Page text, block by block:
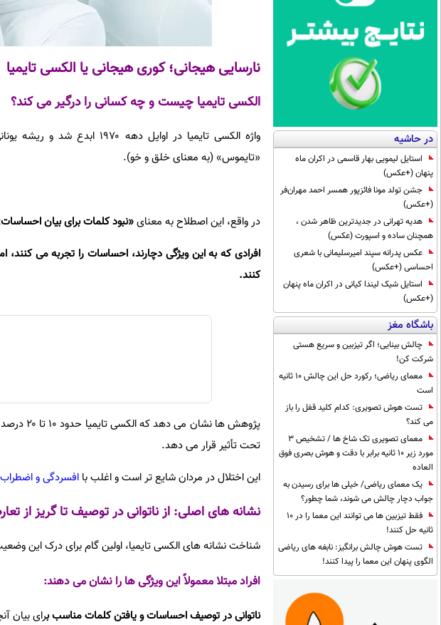
در حاشیه
استایل لیمویی بهار قاسمی در اکران ماه
پنهان (+عکس)
جشن تولد مونا فائزپور همسر احمد مهران‌فر
(+عکس)
هدیه تهرانی در جدیدترین ظاهر شدن ،
همچنان ساده و اسپورت (عکس)
عکس پدرانه سپند امیرسلیمانی با شعری
احساسی (+عکس)
استایل شیک لیندا کیانی در اکران ماه پنهان
(+عکس)
باشگاه مغز
چالش بینایی؛ اگر تیزبین و سریع هستی
شرکت کن!
معمای ریاضی؛ رکورد حل این چالش 10 ثانیه
است
تست هوش تصویری: کدام کلید قفل را باز
می کند؟
معمای تصویری تک شاخ ها / تشخیص 3
مورد زیر 10 ثانیه برابر با دقت و هوش بصری فوق
العاده
یک معمای ریاضی/ خیلی ها برای رسیدن به
جواب دچار چالش می شوند، شما چطور؟
فقط تیزبین ها می توانند این معما را در 10
ثانیه حل کنند!
تست هوش چالش برانگیز: نابغه های ریاضی
الگوی پنهان این معما را پیدا کنند!
نارسایی هیجانی؛ کوری هیجانی یا الکسی تایمیا
الکسی تایمیا چیست و چه کسانی را درگیر می کند؟
واژه الکسی تایمیا در اوایل
«تایموس» (به معنای خلق و خو).
در واقع، این اصطلاح به معنای«نبود کلمات برای بیان
افرادی که به این ویژگی دچارند، احساسات را تجربه می کنند،
کنند.
تحت تأثیر قرار می دهد.
این اختلال در مردان شایع تر است و اغلب با افسردگی و اضطراب
نشانه های اصلی: از ناتوانی در توصیف تا گریز از
شناخت نشانه های الکسی تایمیا، اولین گام برای درک این
افراد مبتلا معمولاً این ویژگی ها را نشان می دهند:
ناتوانی در توصیف احساسات و یافتن کلمات مناسب برای بیان